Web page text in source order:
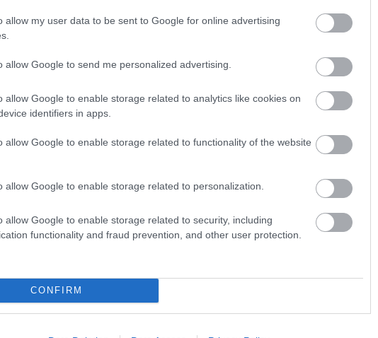
allow my user data to be sent to Google for online advertising
allow Google to send me personalized advertising.
allow Google to enable storage related to analytics like cookies on
identifiers in apps.
allow Google to enable storage related to functionality of the website
allow Google to enable storage related to personalization.
allow Google to enable storage related to security, including
functionality and fraud prevention, and other user protection.
CONFIRM
ZÖLD